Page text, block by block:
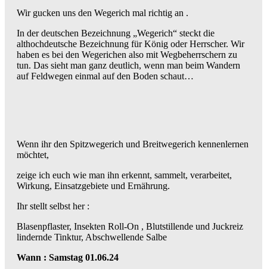
Wir gucken uns den Wegerich mal richtig an .
In der deutschen Bezeichnung „Wegerich“ steckt die
althochdeutsche Bezeichnung für König oder Herrscher. Wir
haben es bei den Wegerichen also mit Wegbeherrschern zu
tun. Das sieht man ganz deutlich, wenn man beim Wandern
auf Feldwegen einmal auf den Boden schaut…
Wenn ihr den Spitzwegerich und Breitwegerich kennenlernen
möchtet,
zeige ich euch wie man ihn erkennt, sammelt, verarbeitet,
Wirkung, Einsatzgebiete und Ernährung.
Ihr stellt selbst her :
Blasenpflaster, Insekten Roll-On , Blutstillende und Juckreiz
lindernde Tinktur, Abschwellende Salbe
Wann : Samstag 01.06.24